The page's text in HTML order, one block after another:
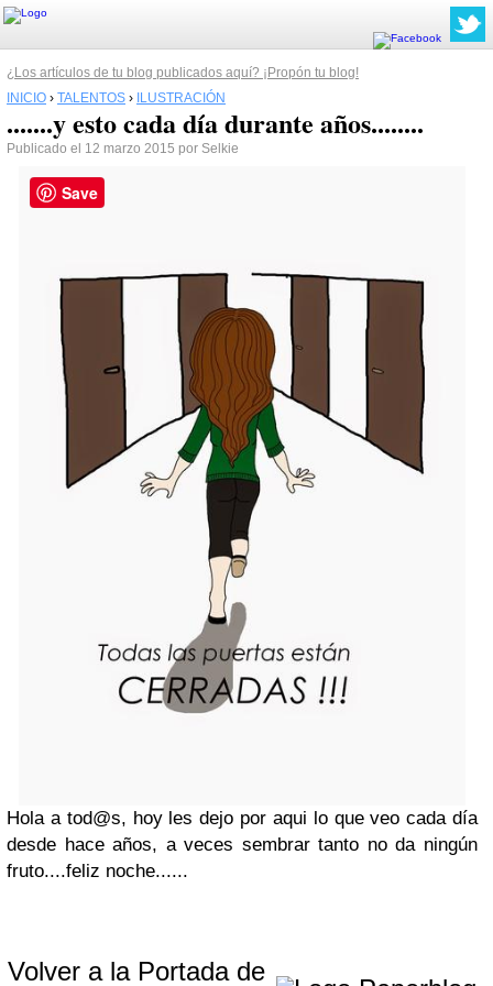
¿Los artículos de tu blog publicados aquí? ¡Propón tu blog!
INICIO › TALENTOS › ILUSTRACIÓN
.......y esto cada día durante años........
Publicado el 12 marzo 2015 por Selkie
Hola a tod@s, hoy les dejo por aqui lo que veo cada día
desde hace años, a veces sembrar tanto no da ningún
fruto....feliz noche......
Volver a la Portada de
Save